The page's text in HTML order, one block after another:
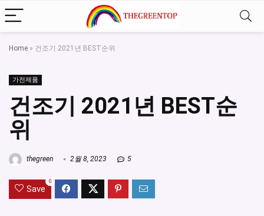
Home » 건조기 2021년 BEST순위
가전제품
건조기 2021년 BEST순
위
thegreen 2월 8, 2023 5
Save
0